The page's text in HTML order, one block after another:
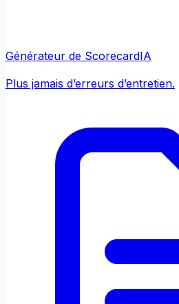
Générateur de ScorecardIA
Plus jamais d’erreurs d’entretien.